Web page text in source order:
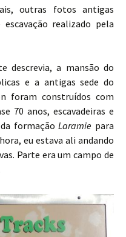
outras fotos antigas
realizado pela
descrevia, a mansão do
e a antigas sede do
foram construídos com
70 anos, escavadeiras e
da formaçãoLaramie para
eu estava ali andando
Parte era um campo de